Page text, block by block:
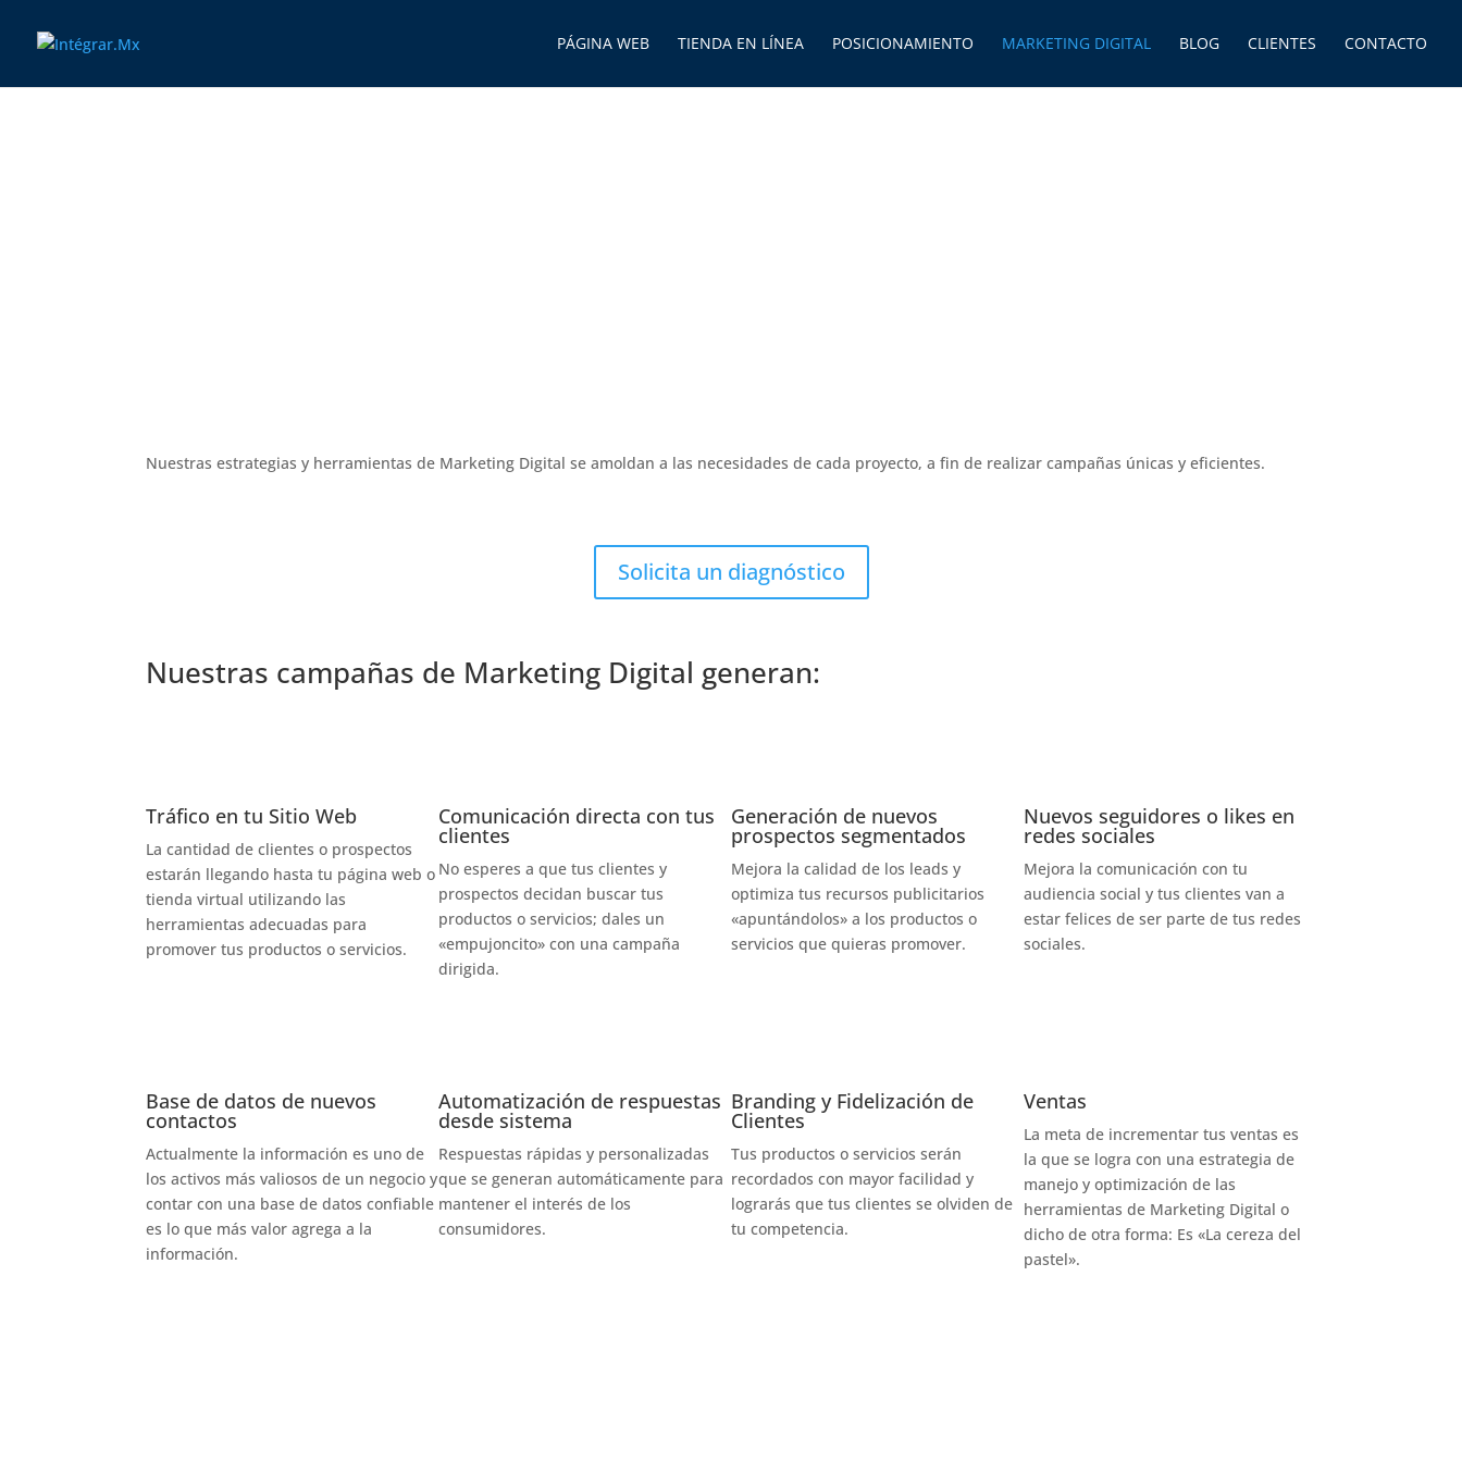
PÁGINA WEB TIENDA EN LÍNEA POSICIONAMIENTO MARKETING DIGITAL BLOG CLIENTES CONTACTO
Nuestras estrategias y herramientas de Marketing Digital se amoldan a las necesidades de cada proyecto, a fin de realizar campañas únicas y eficientes.
Solicita un diagnóstico
Nuestras campañas de Marketing Digital generan:
Tráfico en tu Sitio Web
La cantidad de clientes o prospectos
estarán llegando hasta tu página web o
tienda virtual utilizando las
herramientas adecuadas para
promover tus productos o servicios.
Comunicación directa con tus
clientes
No esperes a que tus clientes y
prospectos decidan buscar tus
productos o servicios; dales un
«empujoncito» con una campaña
dirigida.
Generación de nuevos
prospectos segmentados
Mejora la calidad de los leads y
optimiza tus recursos publicitarios
«apuntándolos» a los productos o
servicios que quieras promover.
Nuevos seguidores o likes en
redes sociales
Mejora la comunicación con tu
audiencia social y tus clientes van a
estar felices de ser parte de tus redes
sociales.
Base de datos de nuevos
contactos
Actualmente la información es uno de
los activos más valiosos de un negocio y
contar con una base de datos confiable
es lo que más valor agrega a la
información.
Automatización de respuestas
desde sistema
Respuestas rápidas y personalizadas
que se generan automáticamente para
mantener el interés de los
consumidores.
Branding y Fidelización de
Clientes
Tus productos o servicios serán
recordados con mayor facilidad y
lograrás que tus clientes se olviden de
tu competencia.
Ventas
La meta de incrementar tus ventas es
la que se logra con una estrategia de
manejo y optimización de las
herramientas de Marketing Digital o
dicho de otra forma: Es «La cereza del
pastel».